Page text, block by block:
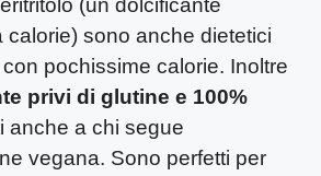
(un dolcificante
calorie) sono anche dietetici
pochissime calorie. Inoltre
privi di glutine e 100%
anche a chi segue
vegana. Sono perfetti per